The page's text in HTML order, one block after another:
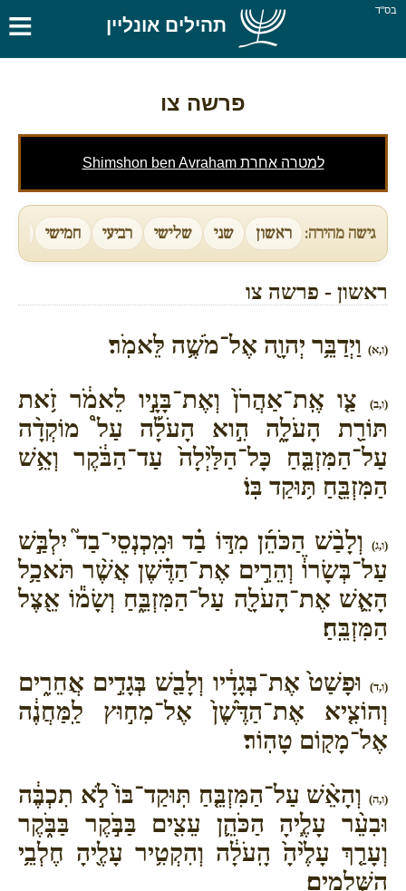
בס''ד ≡ תהילים אונליין
פרשה צו
למטרה אחרת Shimshon ben Avraham
גישה מהירה: ראשון שני שלישי רביעי חמישי
ראשון - פרשה צו
(ו,א) וַיְדַבֵּ֥ר יְהוָ֖ה אֶל־מֹשֶׁ֥ה לֵּאמֹֽר׃
(ו,ב)
צַ֤ו אֶֽת־אַהֲרֹן֙ וְאֶת־בָּנָ֣יו לֵאמֹ֔ר זֹ֥את
תּוֹרַ֖ת הָעֹלָ֑ה הִ֣וא הָעֹלָ֡ה עַל֩ מוֹקְדָ֨ה
עַל־הַמִּזְבֵּ֤חַ כָּל־הַלַּ֙יְלָה֙ עַד־הַבֹּ֔קֶר וְאֵ֥שׁ
הַמִּזְבֵּ֖חַ תּ֥וּקַד בּֽוֹ׃
(ו,ג)
וְלָבַ֨שׁ הַכֹּהֵ֜ן מִדּ֣וֹ בַ֗ד וּמִֽכְנְסֵי־בַד֮ יִלְבַּ֣שׁ
עַל־בְּשָׂרוֹ֒ וְהֵרִ֣ים אֶת־הַדֶּ֗שֶׁן אֲשֶׁ֨ר תֹּאכַ֥ל
הָאֵ֛שׁ אֶת־הָעֹלָ֖ה עַל־הַמִּזְבֵּ֑חַ וְשָׂמ֕וֹ אֵ֖צֶל
הַמִּזְבֵּֽחַ׃
(ו,ד)
וּפָשַׁט֙ אֶת־בְּגָדָ֔יו וְלָבַ֖שׁ בְּגָדִ֣ים אֲחֵרִ֑ים
וְהוֹצִ֤יא אֶת־הַדֶּ֙שֶׁן֙ אֶל־מִח֣וּץ לַֽמַּחֲנֶ֔ה
אֶל־מָק֖וֹם טָהֽוֹר׃
(ו,ה) וְהָאֵ֨שׁ עַל־הַמִּזְבֵּ֤חַ תּֽוּקַד־בּוֹ֙ לֹ֣א תִכְבֶּ֔ה
וּבִעֵ֨ר עָלֶ֧יהָ הַכֹּהֵ֛ן עֵצִ֖ים בַּבֹּ֣קֶר בַּבֹּ֑קֶר
וְעָרַ֤ךְ עָלֶ֙יהָ֙ הָֽעֹלָ֔ה וְהִקְטִ֥יר עָלֶ֖יהָ חֶלְבֵ֥י
הַשְּׁלָמִֽים׃